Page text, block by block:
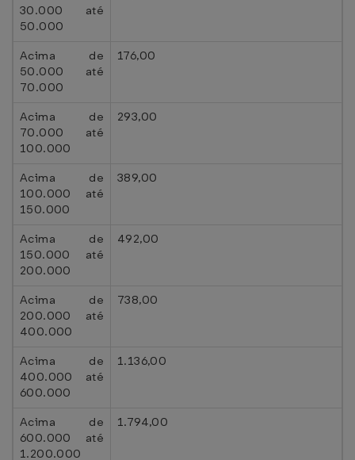
30.000 até
50.000
Acima de
50.000 até
70.000
176,00
Acima de
70.000 até
100.000
293,00
Acima de
100.000 até
150.000
389,00
Acima de
150.000 até
200.000
492,00
Acima de
200.000 até
400.000
738,00
Acima de
400.000 até
600.000
1.136,00
Acima de
600.000 até
1.200.000
1.794,00